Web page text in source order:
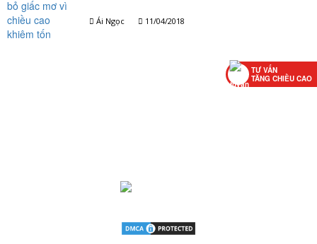
Ái Ngọc 11/04/2018
TƯ VẤN
TĂNG CHIỀU CAO